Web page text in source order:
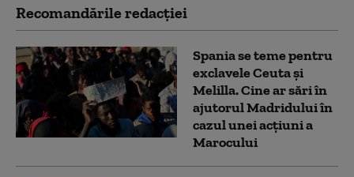
Recomandările redacţiei
Spania se teme pentru
exclavele Ceuta și
Melilla. Cine ar sări în
ajutorul Madridului în
cazul unei acțiuni a
Marocului